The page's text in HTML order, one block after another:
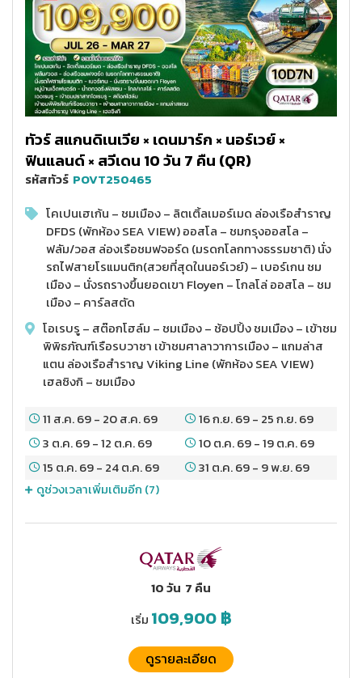
ทัวร์ สแกนดิเนเวีย × เดนมาร์ก × นอร์เวย์ ×
ฟินแลนด์ × สวีเดน 10 วัน 7 คืน (QR)
รหัสทัวร์ POVT250465
โคเปนเฮเก้น – ชมเมือง – ลิตเติ้ลเมอร์เมด ล่องเรือสำราญ
DFDS (พักห้อง SEA VIEW) ออสโล – ชมกรุงออสโล –
ฟลัม/วอส ล่องเรือชมฟจอร์ด (มรดกโลกทางธรรมชาติ) นั่ง
รถไฟสายโรแมนติก(สวยที่สุดในนอร์เวย์) – เบอร์เกน ชม
เมือง – นั่งรถรางขึ้นยอดเขา Floyen – โกลโล่ ออสโล – ชม
เมือง – คาร์ลสตัด
โอเรบรู – สต๊อกโฮล์ม – ชมเมือง – ช้อปปิ้ง ชมเมือง – เข้าชม
พิพิธภัณฑ์เรือรบวาซา เข้าชมศาลาวาการเมือง – แกมล่าส
แตน ล่องเรือสำราญ Viking Line (พักห้อง SEA VIEW)
เฮลซิงกิ – ชมเมือง
11 ส.ค. 69- 20 ส.ค. 69 16 ก.ย. 69- 25 ก.ย. 69
3 ต.ค. 69-12 ต.ค. 69 10 ต.ค. 69-19 ต.ค. 69
15 ต.ค. 69- 24 ต.ค. 69 31 ต.ค. 69- 9 พ.ย. 69
ดูช่วงเวลาเพิ่มเติมอีก (7)
10 วัน 7 คืน
เริ่ม 109,900฿
ดูรายละเอียด